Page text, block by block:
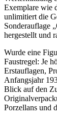
Exemplare wie
unlimitiert die
Sonderauflage
hergestellt und
Wurde eine
Faustregel: Je
Erstauflagen,
Anfangsjahr
Blick auf den
Porzellans und